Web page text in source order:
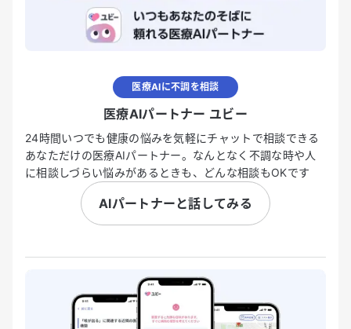
医療AIに不調を相談
医療AIパートナー ユビー
24時間いつでも健康の悩みを気軽にチャットで相談できる
あなただけの医療AIパートナー。なんとなく不調な時や人
に相談しづらい悩みがあるときも、どんな相談もOKです
AIパートナーと話してみる